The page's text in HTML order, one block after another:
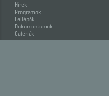
Hírek
Programok
Fellépők
Dokumentumok
Galériák